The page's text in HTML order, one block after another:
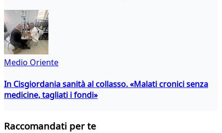
Medio Oriente
In Cisgiordania sanità al collasso. «Malati cronici senza
medicine, tagliati i fondi»
Raccomandati per te